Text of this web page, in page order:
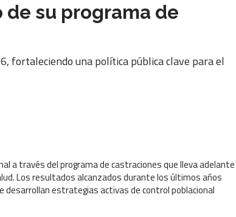
su programa de
fortaleciendo una política pública clave para el
a través del programa de castraciones que lleva adelante
Los resultados alcanzados durante los últimos años
desarrollan estrategias activas de control poblacional